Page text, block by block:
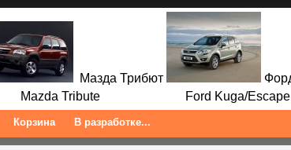
Мазда Трибют
Tribute Ford Kuga/Escape
Корзина В разработке...